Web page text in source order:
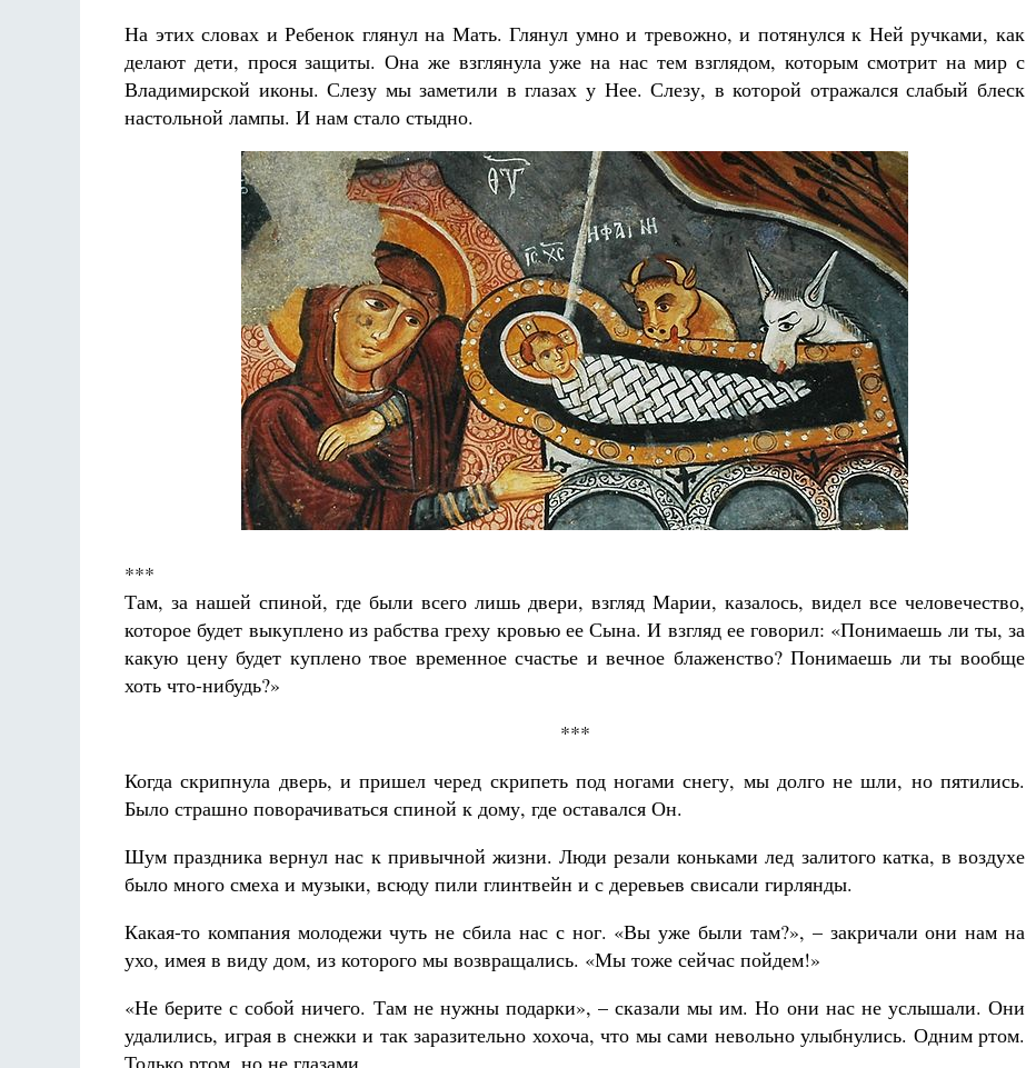
На этих словах и Ребенок глянул на Мать. Глянул умно и тревожно, и потянулся к Ней ручками, как
делают дети, прося защиты. Она же взглянула уже на нас тем взглядом, которым смотрит на мир с
Владимирской иконы. Слезу мы заметили в глазах у Нее. Слезу, в которой отражался слабый блеск
настольной лампы. И нам стало стыдно.
***
Там, за нашей спиной, где были всего лишь двери, взгляд Марии, казалось, видел все человечество,
которое будет выкуплено из рабства греху кровью ее Сына. И взгляд ее говорил: «Понимаешь ли ты, за
какую цену будет куплено твое временное счастье и вечное блаженство? Понимаешь ли ты вообще
хоть что-нибудь?»
***
Когда скрипнула дверь, и пришел черед скрипеть под ногами снегу, мы долго не шли, но пятились.
Было страшно поворачиваться спиной к дому, где оставался Он.
Шум праздника вернул нас к привычной жизни. Люди резали коньками лед залитого катка, в воздухе
было много смеха и музыки, всюду пили глинтвейн и с деревьев свисали гирлянды.
Какая-то компания молодежи чуть не сбила нас с ног. «Вы уже были там?», – закричали они нам на
ухо, имея в виду дом, из которого мы возвращались. «Мы тоже сейчас пойдем!»
«Не берите с собой ничего. Там не нужны подарки», – сказали мы им. Но они нас не услышали. Они
удалились, играя в снежки и так заразительно хохоча, что мы сами невольно улыбнулись. Одним ртом.
Только ртом, но не глазами.